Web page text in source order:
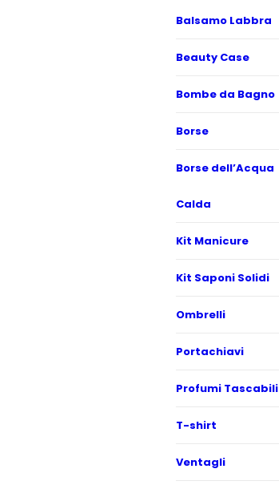
Balsamo Labbra
Beauty Case
Bombe da Bagno
Borse
Borse dell’Acqua
Calda
Kit Manicure
Kit Saponi Solidi
Ombrelli
Portachiavi
Profumi Tascabili
T-shirt
Ventagli